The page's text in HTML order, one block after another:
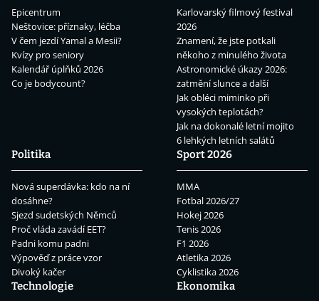
Epicentrum
Neštovice: příznaky, léčba
V čem jezdí Yamal a Mesii?
Kvízy pro seniory
Kalendář úplňků 2026
Co je bodycount?
Karlovarský filmový festival
2026
Znamení, že jste potkali
někoho z minulého života
Astronomické úkazy 2026:
zatmění slunce a další
Jak obléci miminko při
vysokých teplotách?
Jak na dokonalé letní mojito
6 lehkých letních salátů
Politika
Nová superdávka: kdo na ní
dosáhne?
Sjezd sudetských Němců
Proč vláda zavádí EET?
Padni komu padni
Výpověď z práce vzor
Divoký kačer
Sport 2026
MMA
Fotbal 2026/27
Hokej 2026
Tenis 2026
F1 2026
Atletika 2026
Cyklistika 2026
Technologie
Ekonomika